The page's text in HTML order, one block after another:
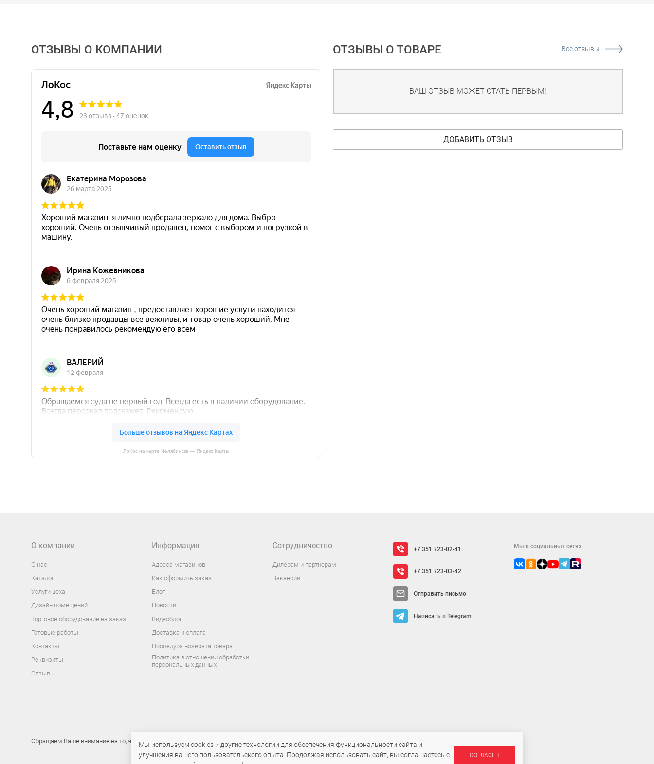
ОТЗЫВЫ О КОМПАНИИ
ЛоКос на карте Челябинска — Яндекс Карты
ОТЗЫВЫ О ТОВАРЕ Все отзывы
ВАШ ОТЗЫВ МОЖЕТ СТАТЬ ПЕРВЫМ!
ДОБАВИТЬ ОТЗЫВ
О компании
О нас
Каталог
Услуги цеха
Дизайн помещений
Торговое оборудование на заказ
Готовые работы
Контакты
Реквизиты
Отзывы
Информация
Адреса магазинов
Как оформить заказ
Блог
Новости
Видеоблог
Доставка и оплата
Процедура возврата товара
Политика в отношении обработки
персональных данных
Сотрудничество
Дилерам и партнерам
Вакансии
+7 351 723-02-41
+7 351 723-03-42
Отправить письмо
Написать в Telegram
Мы в социальных сетях
Обращаем Ваше внимание на то, что данный интернет-сайт носит исключительно информационный характер и ни при каких условиях не является публичной офертой
Мы используем cookies и другие технологии для обеспечения функциональности сайта и
улучшения вашего пользовательского опыта. Продолжая использовать сайт, вы соглашаетесь с
СОГЛАСЕН